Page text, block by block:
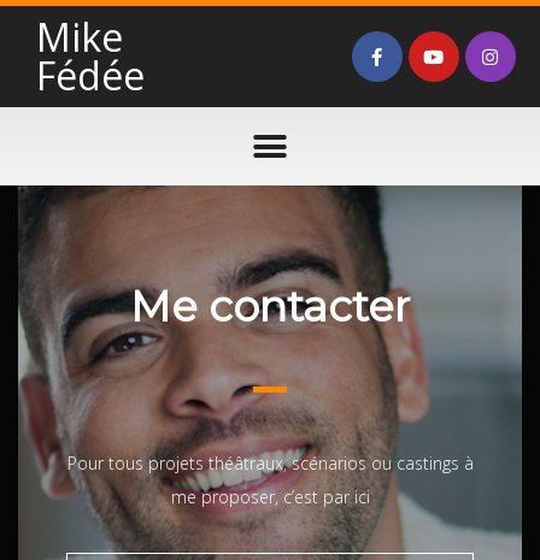
Mike
Fédée
Me contacter
Pour tous projets théâtraux, scénarios ou castings à
me proposer, c’est par ici